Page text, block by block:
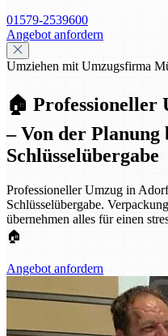
01579-2539600
Angebot anfordern
Umziehen mit Umzugsfirma
🏠 Professioneller
– Von der Planung
Schlüsselübergabe
Professioneller Umzug in
Schlüsselübergabe.
übernehmen alles für einen
🏠
Angebot anfordern